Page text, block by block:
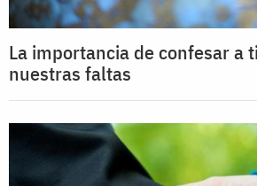
La importancia de confesar a
nuestras faltas